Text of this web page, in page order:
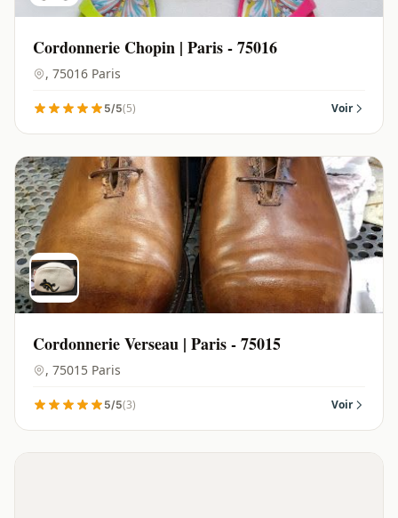
Cordonnerie Chopin | Paris - 75016
, 75016 Paris
5/5(5) Voir
Cordonnerie Verseau | Paris - 75015
, 75015 Paris
5/5(3) Voir